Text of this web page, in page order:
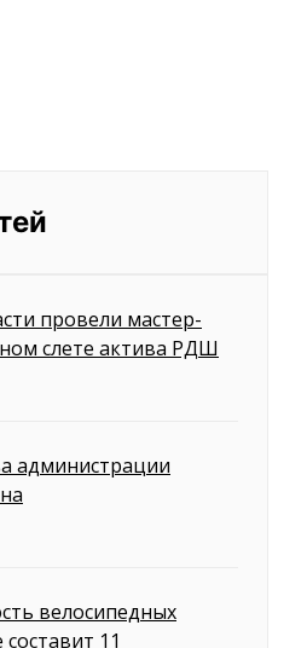
провели мастер-
слете актива РДШ
администрации
велосипедных
11